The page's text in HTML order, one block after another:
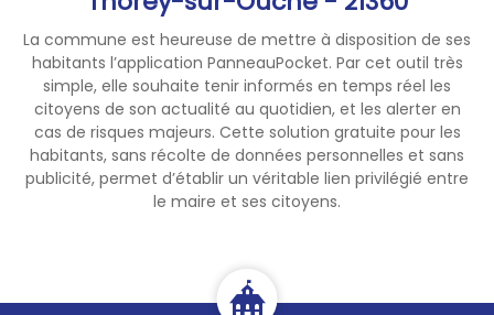
La commune est heureuse de mettre à disposition de ses
habitants l’application PanneauPocket. Par cet outil très
simple, elle souhaite tenir informés en temps réel les
citoyens de son actualité au quotidien, et les alerter en
cas de risques majeurs. Cette solution gratuite pour les
habitants, sans récolte de données personnelles et sans
publicité, permet d’établir un véritable lien privilégié entre
le maire et ses citoyens.